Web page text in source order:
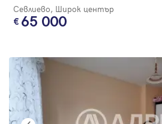
Севлиево, Широк център
65 000